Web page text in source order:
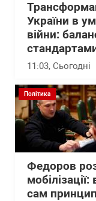
України в
війни:
11:03, Сьогодні
Політика
Федоров
сам